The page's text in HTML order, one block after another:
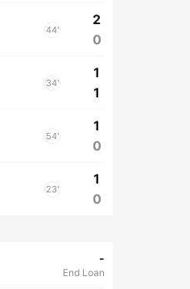
44'
2
0
34'
1
1
54'
1
0
23'
1
0
-
End Loan